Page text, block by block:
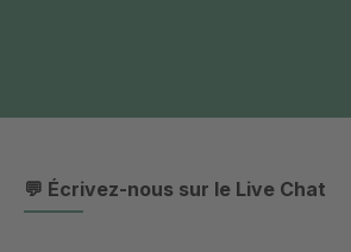
💬 Écrivez-nous sur le Live Chat